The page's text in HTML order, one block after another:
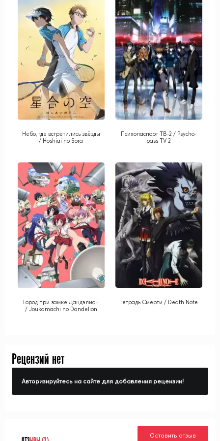
Небо, где встретились звёзды
/ Hoshiai no Sora
Психопаспорт ТВ-2 / Psycho-
pass TV-2
Город при замке Дандэлион
/ Joukamachi no Dandelion
Тетрадь Смерти / Death Note
Рецензий нет
Авторизируйтесь на сайте для добавления рецензии!
Оставить отзыв